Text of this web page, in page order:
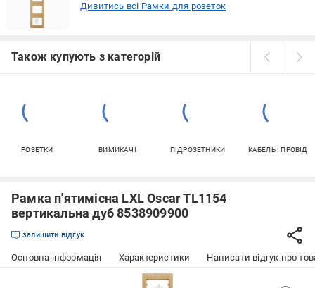
Дивитись всі Рамки для розеток
Також купують з категорій
РОЗЕТКИ ВИМИКАЧІ ПІДРОЗЕТНИКИ КАБЕЛЬ І ПРОВІД
Рамка п'ятимісна LXL Oscar TL1154
вертикальна дуб 8538909900
залишити відгук
Основна інформація Характеристики Написати відгук про